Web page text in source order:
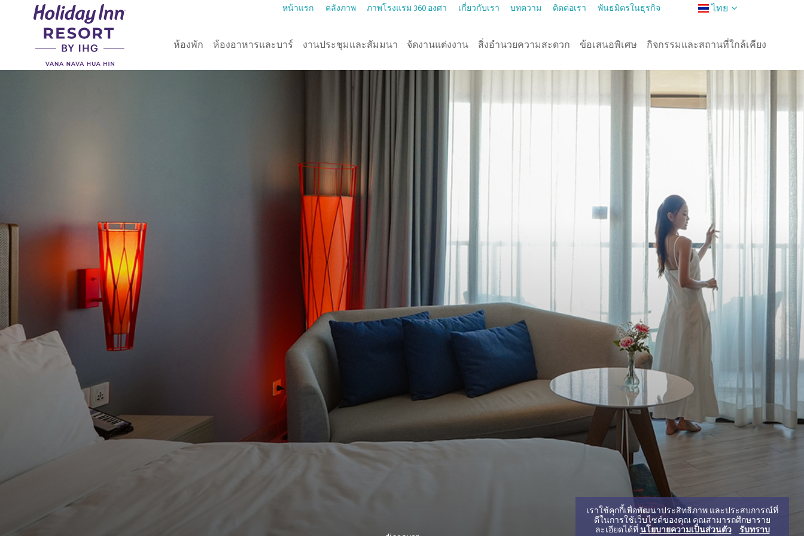
เราใช้คุกกี้เพื่อพัฒนาประสิทธิภาพ และประสบการณ์ที่
ดีในการใช้เว็บไซต์ของคุณ คุณสามารถศึกษาราย
ละเอียดได้ที่ นโยบายความเป็นส่วนตัว รับทราบ
ไทย
ห้องพัก ห้องอาหารและบาร์ งานประชุมและสัมมนา จัดงานแต่งงาน สิ่งอำนวยความสะดวก ข้อเสนอพิเศษ กิจกรรมและสถานที่ใกล้เคียง
หน้าแรก คลังภาพ ภาพโรงแรม 360 องศา เกี่ยวกับเรา บทความ ติดต่อเรา พันธมิตรในธุรกิจ